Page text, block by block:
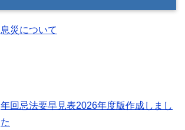
息災について
年回忌法要早見表2026年度版作成しまし
た